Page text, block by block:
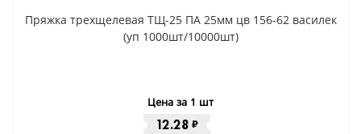
Пряжка трехщелевая ТЩ-25 ПА 25мм цв 156-62 василек
(уп 1000шт/10000шт)
Цена за 1 шт
12.28 ₽